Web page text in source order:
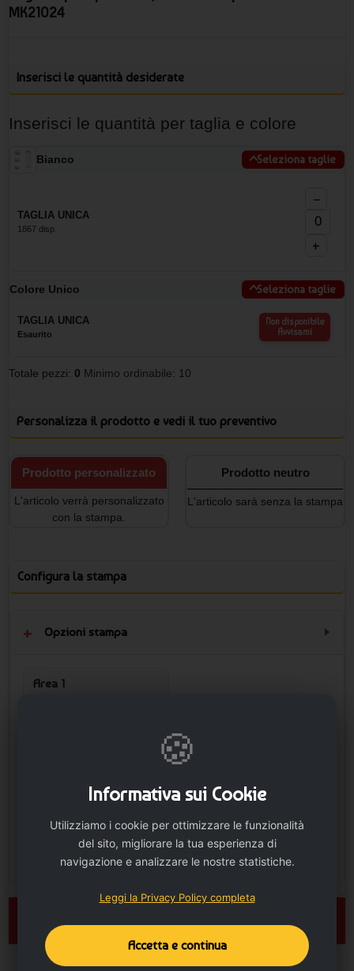
MK21024
Inserisci le quantità desiderate
Inserisci le quantità per taglia e colore
Bianco Seleziona taglie
TAGLIA UNICA
1867 disp.
−
+
Colore Unico Seleziona taglie
TAGLIA UNICA
Esaurito
Non disponibile
Avvisami
Totale pezzi: 0 Minimo ordinabile: 10
Personalizza il prodotto e vedi il tuo preventivo
Prodotto personalizzato
L'articolo verrà personalizzato
con la stampa.
Prodotto neutro
L'articolo sarà senza la stampa
Configura la stampa
Opzioni stampa
Area 1
🛒 AGGIUNGI AL CARRELLO
🍪
Informativa sui Cookie
Utilizziamo i cookie per ottimizzare le funzionalità
del sito, migliorare la tua esperienza di
navigazione e analizzare le nostre statistiche.
Leggi la Privacy Policy completa
Accetta e continua